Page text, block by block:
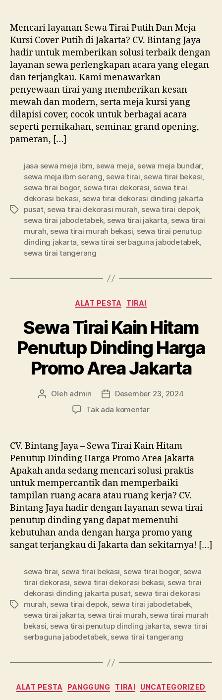
Putih
Dan
Meja
Kursi
Cover
Putih
di
Jakarta
Mencari layanan Sewa Tirai Putih Dan Meja
Kursi Cover Putih di Jakarta? CV. Bintang Jaya
hadir untuk memberikan solusi terbaik dengan
layanan sewa perlengkapan acara yang elegan
dan terjangkau. Kami menawarkan
penyewaan tirai yang memberikan kesan
mewah dan modern, serta meja kursi yang
dilapisi cover, cocok untuk berbagai acara
seperti pernikahan, seminar, grand opening,
pameran, […]
Tag
jasa sewa meja ibm sewa meja sewa meja bundar,
sewa meja ibm serang sewa tirai sewa tirai bekasi
sewa tirai bogor, sewa tirai dekorasi sewa tirai
dekorasi bekasi sewa tirai dekorasi dinding jakarta
pusat, sewa tirai dekorasi murah sewa tirai depok,
sewa tirai jabodetabek, sewa tirai jakarta sewa tirai
murah sewa tirai murah bekasi sewa tirai penutup
dinding jakarta sewa tirai serbaguna jabodetabek,
sewa tirai tangerang
Kategori
ALAT PESTA TIRAI
Sewa Tirai Kain Hitam
Penutup Dinding Harga
Promo Area Jakarta
Penulis
Oleh admin
Tanggal
artikel
Desember 23, 2024
Tak ada komentarpada
Kain
Hitam
Penutup
Dinding
Harga
Promo
Area
Jakarta
CV. Bintang Jaya – Sewa Tirai Kain Hitam
Penutup Dinding Harga Promo Area Jakarta
Apakah anda sedang mencari solusi praktis
untuk mempercantik dan memperbaiki
tampilan ruang acara atau ruang kerja? CV.
Bintang Jaya hadir dengan layanan sewa tirai
penutup dinding yang dapat memenuhi
kebutuhan anda dengan harga promo yang
sangat terjangkau di Jakarta dan sekitarnya! […]
Tag
sewa tirai, sewa tirai bekasi, sewa tirai bogor, sewa
tirai dekorasi, sewa tirai dekorasi bekasi, sewa tirai
dekorasi dinding jakarta pusat, sewa tirai dekorasi
murah, sewa tirai depok, sewa tirai jabodetabek,
sewa tirai jakarta, sewa tirai murah, sewa tirai murah
bekasi, sewa tirai penutup dinding jakarta, sewa tirai
serbaguna jabodetabek, sewa tirai tangerang
Kategori
ALAT PESTA PANGGUNG TIRAI UNCATEGORIZED